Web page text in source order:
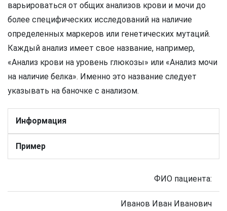
варьироваться от общих анализов крови и мочи до
более специфических исследований на наличие
определенных маркеров или генетических мутаций.
Каждый анализ имеет свое название, например,
«Анализ крови на уровень глюкозы» или «Анализ мочи
на наличие белка». Именно это название следует
указывать на баночке с анализом.
Информация
Пример
ФИО пациента:
Иванов Иван Иванович